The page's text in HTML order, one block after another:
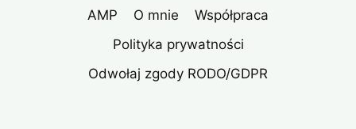
AMP O mnie
Współpraca
Polityka prywatności
Odwołaj zgody RODO/GDPR